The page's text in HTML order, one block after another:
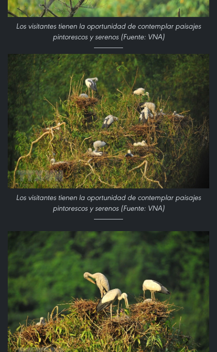
Los visitantes tienen la oportunidad de contemplar paisajes
pintorescos y serenos (Fuente: VNA)
Los visitantes tienen la oportunidad de contemplar paisajes
pintorescos y serenos (Fuente: VNA)